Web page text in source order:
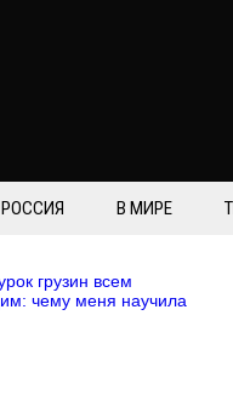
РОССИЯ В МИРЕ